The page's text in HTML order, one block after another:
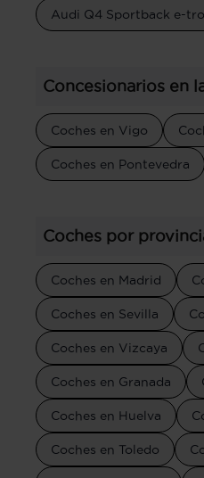
Audi Q4 Sportback e-
Concesionarios en
Coches en Vigo
Coches en Pontevedra
Coches por
Coches en Madrid
Coches en Sevilla
Coches en Vizcaya
Coches en Granada
Coches en Huelva
Coches en Toledo